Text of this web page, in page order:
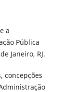
a
Pública
Janeiro, RJ.
concepções